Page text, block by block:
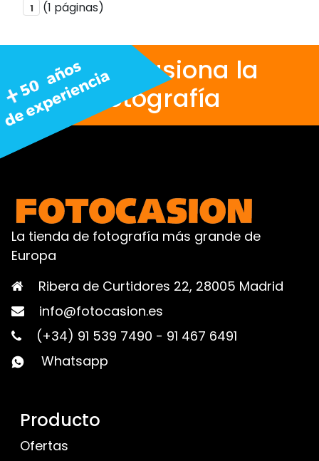
1 (1 páginas)
Nos apasiona la
fotografía
La tienda de fotografía más grande de
Europa
Ribera de Curtidores 22, 28005 Madrid
info@fotocasion.es
(+34) 91 539 7490 - 91 467 6491
Whatsapp
Producto
Ofertas